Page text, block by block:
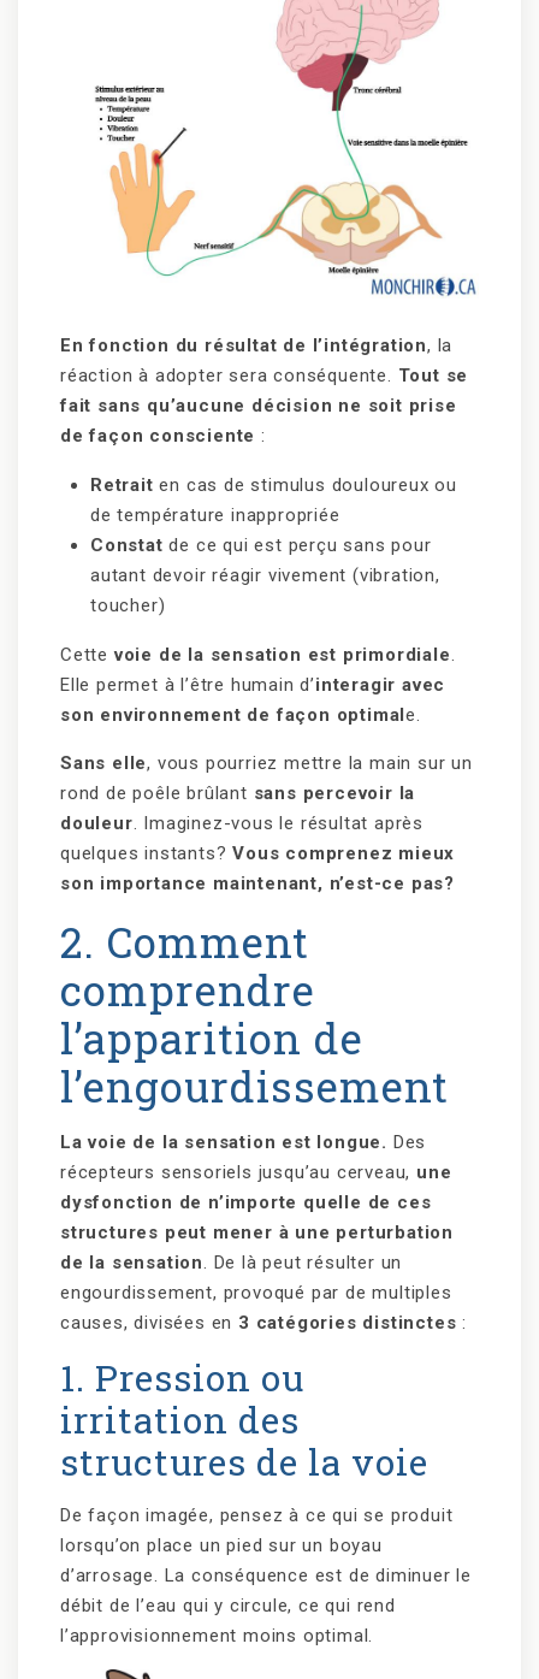
En fonction du résultat de l’intégration, la
réaction à adopter sera conséquente. Tout se
fait sans qu’aucune décision ne soit prise
de façon consciente :
Retrait en cas de stimulus douloureux ou
de température inappropriée
Constat de ce qui est perçu sans pour
autant devoir réagir vivement (vibration,
toucher)
Cettevoie de la sensation est primordiale.
Elle permet à l’être humain d’interagir avec
son environnement de façon optimale.
Sans elle, vous pourriez mettre la main sur un
rond de poêle brûlant sans percevoir la
douleur. Imaginez-vous le résultat après
quelques instants?Vous comprenez mieux
son importance maintenant, n’est-ce pas?
2. Comment
comprendre
l’apparition de
l’engourdissement
La voie de la sensation est longue. Des
récepteurs sensoriels jusqu’au cerveau, une
dysfonction de n’importe quelle de ces
structures peut mener à une perturbation
de la sensation. De là peut résulter un
engourdissement, provoqué par de multiples
causes, divisées en 3 catégories distinctes :
1. Pression ou
irritation des
structures de la voie
De façon imagée, pensez à ce qui se produit
lorsqu’on place un pied sur un boyau
d’arrosage. La conséquence est de diminuer le
débit de l’eau qui y circule, ce qui rend
l’approvisionnement moins optimal.